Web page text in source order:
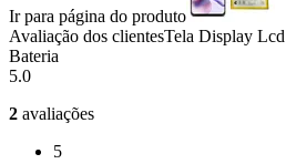
Ir para página do produto
Avaliação dos clientesTela Display
Bateria
5.0
2 avaliações
5